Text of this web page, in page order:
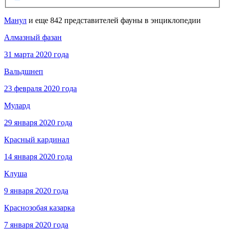
Манул и еще 842 представителей фауны в энциклопедии
Алмазный фазан
31 марта 2020 года
Вальдшнеп
23 февраля 2020 года
Мулард
29 января 2020 года
Красный кардинал
14 января 2020 года
Клуша
9 января 2020 года
Краснозобая казарка
7 января 2020 года